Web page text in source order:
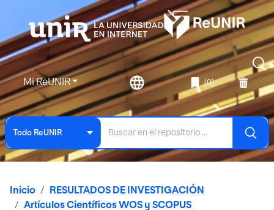
Mi ReUNIR (0)
Todo ReUNIR
Inicio
RESULTADOS DE INVESTIGACIÓN
Artículos Científicos WOS y SCOPUS